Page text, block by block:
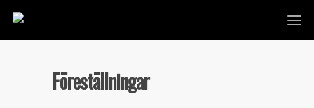
Föreställningar